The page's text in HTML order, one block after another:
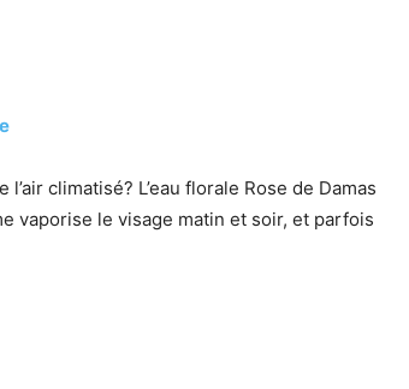
climatisé? L’eau florale Rose de Damas
vaporise le visage matin et soir, et parfois